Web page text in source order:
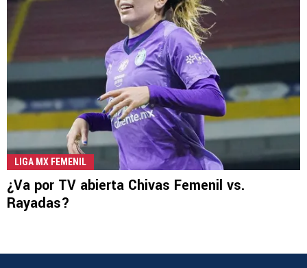
LIGA MX FEMENIL
¿Va por TV abierta Chivas Femenil vs.
Rayadas?